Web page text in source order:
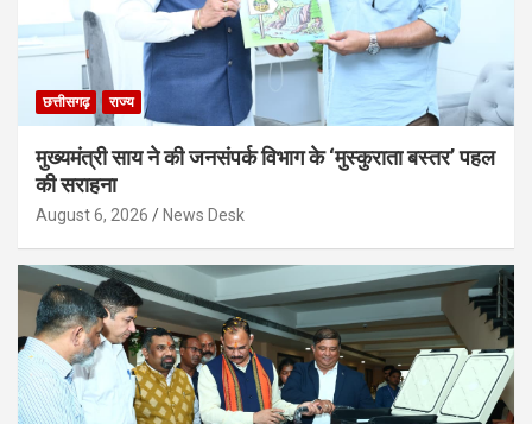
छत्तीसगढ़ राज्य
मुख्यमंत्री साय ने की जनसंपर्क विभाग के ‘मुस्कुराता बस्तर’ पहल
की सराहना
August 6, 2026 News Desk